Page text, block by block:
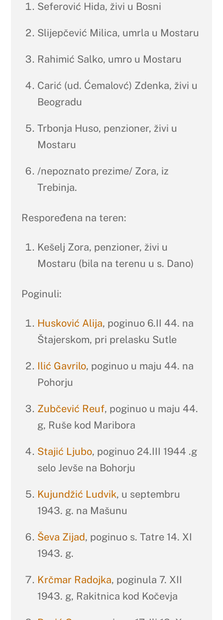
Seferović Hida, živi u Bosni
Slijepčević Milica, umrla u Mostaru
Rahimić Salko, umro u Mostaru
Carić (ud. Ćemalovć) Zdenka, živi u
Beogradu
Trbonja Huso, penzioner, živi u
Mostaru
/nepoznato prezime/ Zora, iz
Trebinja.
Respoređena na teren:
Kešelj Zora, penzioner, živi u
Mostaru (bila na terenu u s. Dano)
Poginuli:
Husković Alija, poginuo 6.II 44. na
Štajerskom, pri prelasku Sutle
Ilić Gavrilo, poginuo u maju 44. na
Pohorju
Zubčević Reuf, poginuo u maju 44.
g, Ruše kod Maribora
Stajić Ljubo, poginuo 24.III 1944 .g
selo Jevše na Bohorju
Kujundžić Ludvik, u septembru
1943. g. na Mašunu
Ševa Zijad, poginuo s. Tatre 14. XI
1943. g.
Krčmar Radojka, poginula 7. XII
1943. g, Rakitnica kod Kočevja